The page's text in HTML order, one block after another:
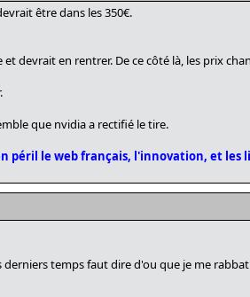
être dans les 350€.
devrait en rentrer. De ce côté là, les prix
que nvidia a rectifié le tire.
péril le web français, l'innovation, et les
derniers temps faut dire d'ou que je me